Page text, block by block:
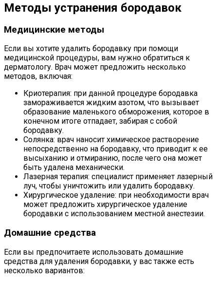
Методы устранения бородавок
Медицинские методы
Если вы хотите удалить бородавку при помощи
медицинской процедуры, вам нужно обратиться к
дерматологу. Врач может предложить несколько
методов, включая:
Криотерапия: при данной процедуре бородавка
замораживается жидким азотом, что вызывает
образование маленького обморожения, которое в
конечном итоге отпадает, забирая с собой
бородавку.
Солянка: врач наносит химическое растворение
непосредственно на бородавку, что приводит к ее
высыханию и отмиранию, после чего она может
быть удалена механически.
Лазерная терапия: специалист применяет лазерный
луч, чтобы уничтожить или удалить бородавку.
Хирургическое удаление: при необходимости врач
может предложить хирургическое удаление
бородавки с использованием местной анестезии.
Домашние средства
Если вы предпочитаете использовать домашние
средства для удаления бородавки, у вас также есть
несколько вариантов: